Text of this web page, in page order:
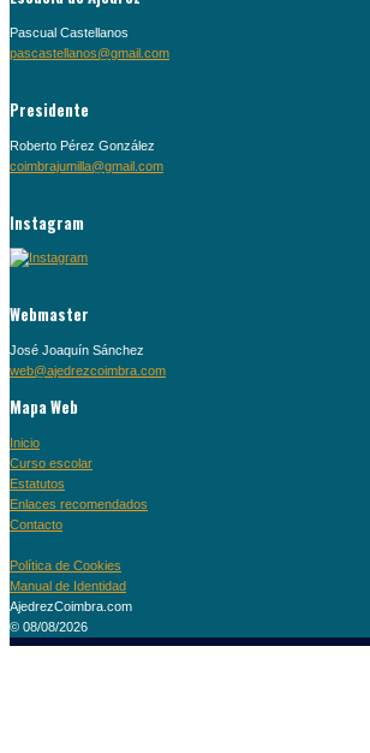
Pascual Castellanos
pascastellanos@gmail.com
Presidente
Roberto Pérez González
coimbrajumilla@gmail.com
Instagram
Webmaster
José Joaquín Sánchez
web@ajedrezcoimbra.com
Mapa Web
Inicio
Curso escolar
Estatutos
Enlaces recomendados
Contacto
Política de Cookies
Manual de Identidad
AjedrezCoimbra.com
© 08/08/2026